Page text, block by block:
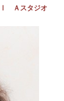
Ⅰ Ａスタジオ